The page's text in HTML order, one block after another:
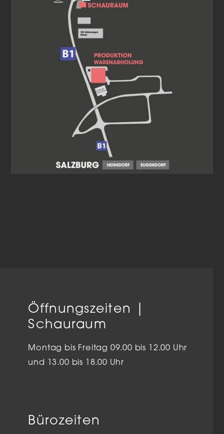
Öffnungszeiten |
Schauraum
Montag bis Freitag 09.00 bis 12.00 Uhr
und 13.00 bis 18.00 Uhr
Bürozeiten